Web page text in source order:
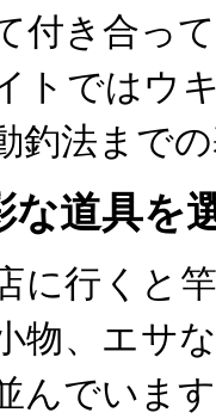
付き合っ
トではウ
釣法まで
な道具を
に行くと
物、エサ
んでいます